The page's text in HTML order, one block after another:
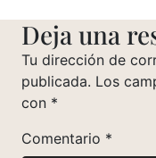
Deja una
Tu dirección de
publicada. Los
con *
Comentario *